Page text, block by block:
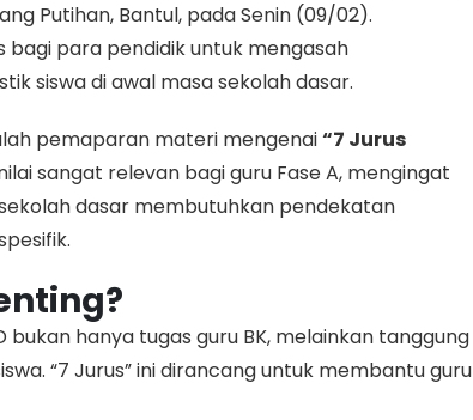
Putihan, Bantul, pada Senin (09/02).
para pendidik untuk mengasah
siswa di awal masa sekolah dasar.
pemaparan materi mengenai“7 Jurus
sangat relevan bagi guru Fase A, mengingat
dasar membutuhkan pendekatan
hanya tugas guru BK, melainkan tanggung
“7 Jurus” ini dirancang untuk membantu guru